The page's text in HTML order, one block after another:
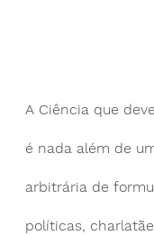
A Ciência que
é nada além de
arbitrária de
políticas,